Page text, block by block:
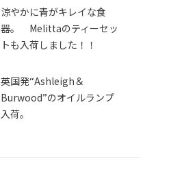
涼やかに青がキレイな食
器。 Melittaのティーセッ
トも入荷しました！！
英国発“Ashleigh＆
Burwood”のオイルランプ
入荷。